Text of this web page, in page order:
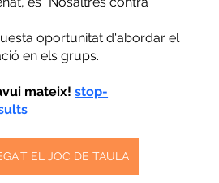
oportunitat d'abordar el
en els grups.
mateix! stop-
EL JOC DE TAULA